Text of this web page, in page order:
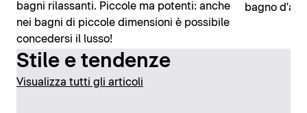
bagni rilassanti. Piccole ma potenti: anche
nei bagni di piccole dimensioni è possibile
concedersi il lusso!
bagno
Stile e tendenze
Visualizza tutti gli articoli